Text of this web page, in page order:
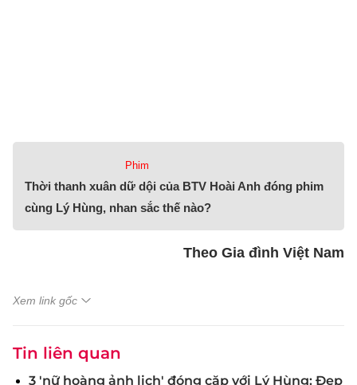
Phim
Thời thanh xuân dữ dội của BTV Hoài Anh đóng phim
cùng Lý Hùng, nhan sắc thế nào?
Theo Gia đình Việt Nam
Xem link gốc
Tin liên quan
3 'nữ hoàng ảnh lịch' đóng cặp với Lý Hùng: Đẹp